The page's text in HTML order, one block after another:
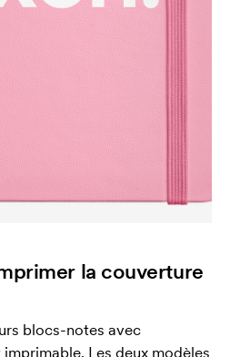
la couverture
blocs-notes avec
Les deux modèles